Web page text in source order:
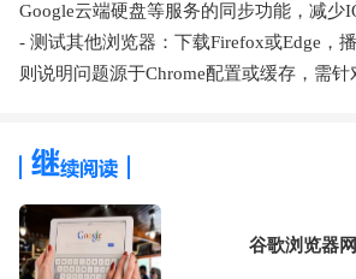
Google云端硬盘等服务的同步功能，减少
- 测试其他浏览器：下载Firefox或Edge，
则说明问题源于Chrome配置或缓存，需针
谷歌浏览器